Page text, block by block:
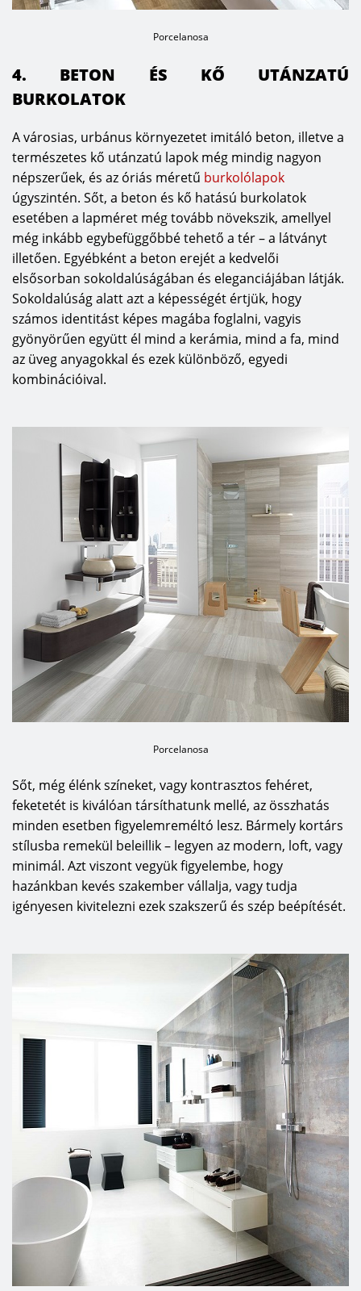
Porcelanosa
4. BETON ÉS KŐ UTÁNZATÚ
BURKOLATOK
A városias, urbánus környezetet imitáló beton, illetve a
természetes kő utánzatú lapok még mindig nagyon
népszerűek, és az óriás méretű burkolólapok
úgyszintén. Sőt, a beton és kő hatású burkolatok
esetében a lapméret még tovább növekszik, amellyel
még inkább egybefüggőbbé tehető a tér – a látványt
illetően. Egyébként a beton erejét a kedvelői
elsősorban sokoldalúságában és eleganciájában látják.
Sokoldalúság alatt azt a képességét értjük, hogy
számos identitást képes magába foglalni, vagyis
gyönyörűen együtt él mind a kerámia, mind a fa, mind
az üveg anyagokkal és ezek különböző, egyedi
kombinációival.
Porcelanosa
Sőt, még élénk színeket, vagy kontrasztos fehéret,
feketetét is kiválóan társíthatunk mellé, az összhatás
minden esetben figyelemreméltó lesz. Bármely kortárs
stílusba remekül beleillik – legyen az modern, loft, vagy
minimál. Azt viszont vegyük figyelembe, hogy
hazánkban kevés szakember vállalja, vagy tudja
igényesen kivitelezni ezek szakszerű és szép beépítését.